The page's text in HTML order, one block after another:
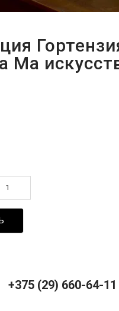
Ma
+375 (29) 660-64-11